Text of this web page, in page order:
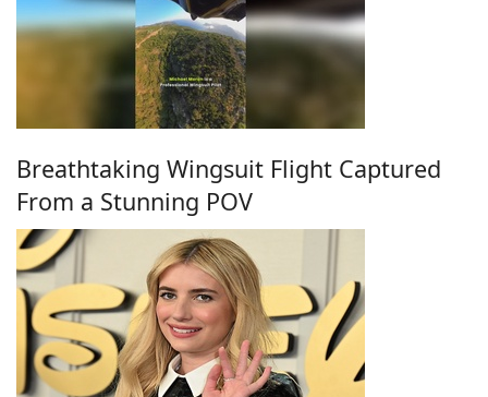
Breathtaking Wingsuit Flight Captured
From a Stunning POV